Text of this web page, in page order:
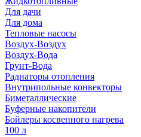
Для дачи
Для дома
Тепловые насосы
Воздух-Воздух
Воздух-Вода
Грунт-Вода
Радиаторы отопления
Внутрипольные конвекторы
Биметаллические
Буферные накопители
Бойлеры косвенного нагрева
100 л